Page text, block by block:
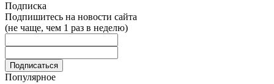
Подписка
Подпишитесь на новости сайта
(не чаще, чем 1 раз в неделю)
Популярное